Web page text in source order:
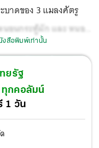
บาดของ 3 แมลงศัตรู
อนกระทู้ผัก และ หนอน
งสือพิมพ์เท่านั้น
ยรัฐ
ทุกคอลัมน์
1 วัน